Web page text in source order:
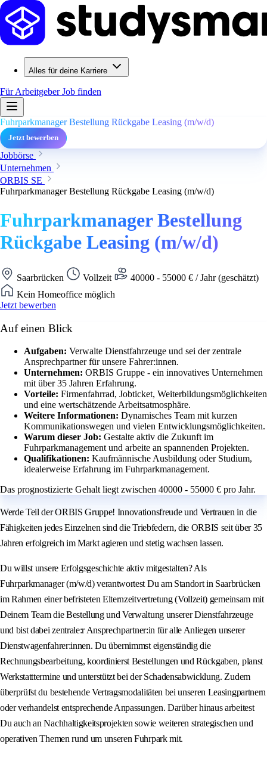
Alles für deine Karriere
Für ArbeitgeberJob finden
Fuhrparkmanager Bestellung Rückgabe Leasing (m/w/d)
Jetzt bewerben
Jobbörse
Unternehmen
ORBIS SE
Fuhrparkmanager Bestellung Rückgabe Leasing (m/w/d)
Fuhrparkmanager Bestellung
Rückgabe Leasing (m/w/d)
Saarbrücken Vollzeit
40000 - 55000 € / Jahr (geschätzt)
Kein Homeoffice möglich
Jetzt bewerben
Auf einen Blick
Aufgaben: Verwalte Dienstfahrzeuge und sei der zentrale
Ansprechpartner für unsere Fahrer:innen.
Unternehmen: ORBIS Gruppe - ein innovatives Unternehmen
mit über 35 Jahren Erfahrung.
Vorteile: Firmenfahrrad, Jobticket, Weiterbildungsmöglichkeiten
und eine wertschätzende Arbeitsatmosphäre.
Weitere Informationen: Dynamisches Team mit kurzen
Kommunikationswegen und vielen Entwicklungsmöglichkeiten.
Warum dieser Job: Gestalte aktiv die Zukunft im
Fuhrparkmanagement und arbeite an spannenden Projekten.
Qualifikationen: Kaufmännische Ausbildung oder Studium,
idealerweise Erfahrung im Fuhrparkmanagement.
Das prognostizierte Gehalt liegt zwischen 40000 - 55000 € pro Jahr.
Werde Teil der ORBIS Gruppe! Innovationsfreude und Vertrauen in die
Fähigkeiten jedes Einzelnen sind die Triebfedern, die ORBIS seit über 35
Jahren erfolgreich im Markt agieren und stetig wachsen lassen.
Du willst unsere Erfolgsgeschichte aktiv mitgestalten? Als
Fuhrparkmanager (m/w/d) verantwortest Du am Standort in Saarbrücken
im Rahmen einer befristeten Elternzeitvertretung (Vollzeit) gemeinsam mit
Deinem Team die Bestellung und Verwaltung unserer Dienstfahrzeuge
und bist dabei zentrale:r Ansprechpartner:in für alle Anliegen unserer
Dienstwagenfahrer:innen. Du übernimmst eigenständig die
Rechnungsbearbeitung, koordinierst Bestellungen und Rückgaben, planst
Werkstatttermine und unterstützt bei der Schadensabwicklung. Zudem
überprüfst du bestehende Vertragsmodalitäten bei unseren Leasingpartnern
oder verhandelst entsprechende Anpassungen. Darüber hinaus arbeitest
Du auch an Nachhaltigkeitsprojekten sowie weiteren strategischen und
operativen Themen rund um unseren Fuhrpark mit.